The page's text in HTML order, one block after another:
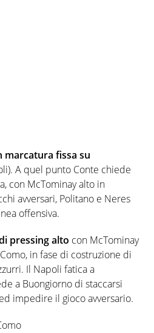
marcatura fissa su
A quel punto Conte chiede
con McTominay alto in
avversari, Politano e Neres
offensiva.
pressing alto con McTominay
in fase di costruzione di
Il Napoli fatica a
a Buongiorno di staccarsi
impedire il gioco avversario.